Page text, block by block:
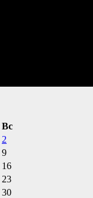
Вс
2
9
16
23
30